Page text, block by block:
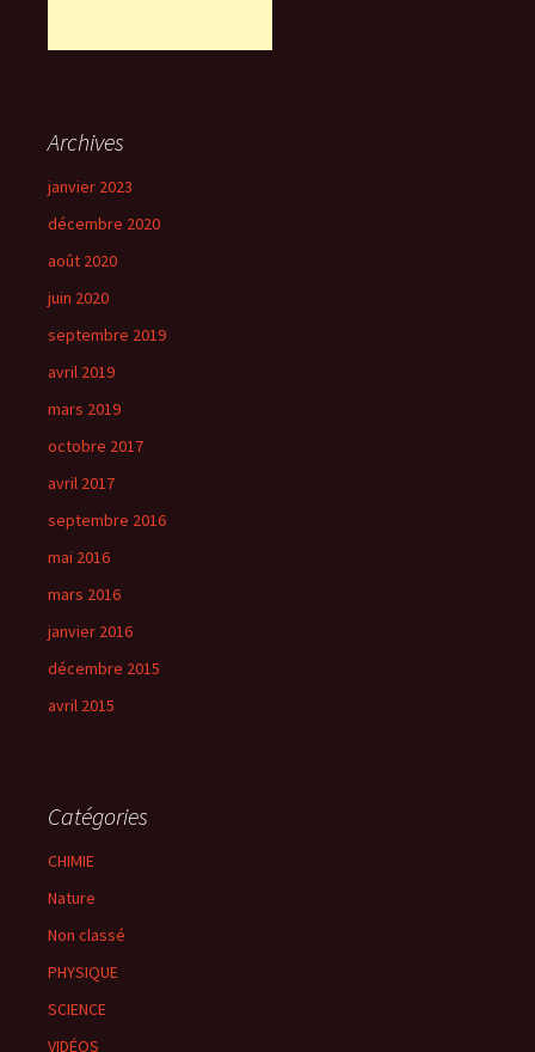
Archives
janvier 2023
décembre 2020
août 2020
juin 2020
septembre 2019
avril 2019
mars 2019
octobre 2017
avril 2017
septembre 2016
mai 2016
mars 2016
janvier 2016
décembre 2015
avril 2015
Catégories
CHIMIE
Nature
Non classé
PHYSIQUE
SCIENCE
VIDÉOS